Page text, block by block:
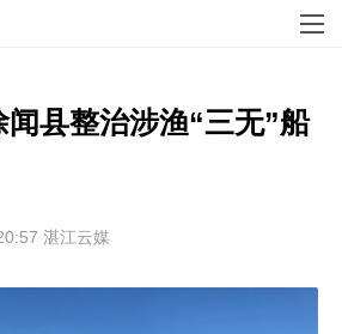
县整治涉渔“三无”船
湛江云媒